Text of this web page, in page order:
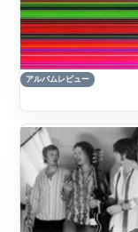
アルバムレビュー